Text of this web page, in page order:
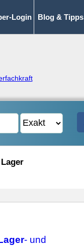
Login Blog & Tipps
- und